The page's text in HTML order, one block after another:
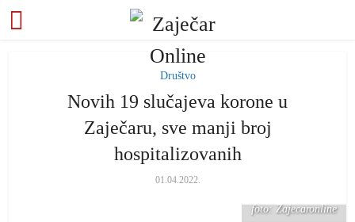
Društvo
Novih 19 slučajeva korone u
Zaječaru, sve manji broj
hospitalizovanih
01.04.2022.
foto: Zajecaronline